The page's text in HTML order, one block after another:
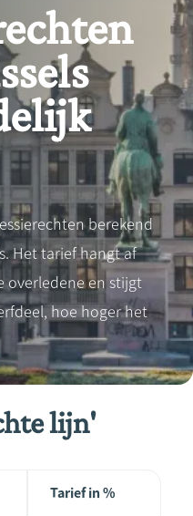
berekend
Het tarief hangt af
overledene en stijgt
hoe hoger het
lijn'
Tarief in %